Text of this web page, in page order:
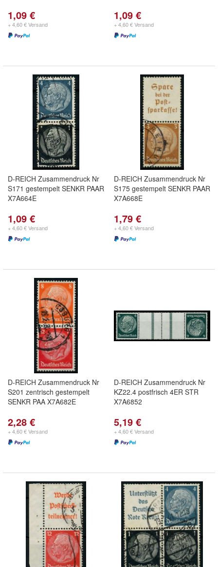
1,09 €
+ 4,60 € Versand
1,09 €
+ 4,60 € Versand
D-REICH Zusammendruck Nr
S171 gestempelt SENKR PAAR
X7A664E
1,09 €
+ 4,60 € Versand
D-REICH Zusammendruck Nr
S175 gestempelt SENKR PAAR
X7A668E
1,79 €
+ 4,60 € Versand
D-REICH Zusammendruck Nr
S201 zentrisch gestempelt
SENKR PAA X7A682E
2,28 €
+ 4,60 € Versand
D-REICH Zusammendruck Nr
KZ22.4 postfrisch 4ER STR
X7A6852
5,19 €
+ 4,60 € Versand